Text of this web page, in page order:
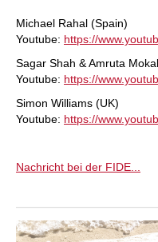
Michael Rahal (Spain)
Youtube: https://
Sagar Shah & Amruta
Youtube: https://
Simon Williams (UK)
Youtube: https://
Nachricht bei der FIDE...